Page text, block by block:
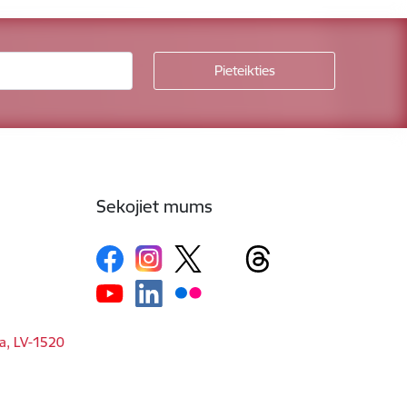
LV-1520
Sekojiet mums